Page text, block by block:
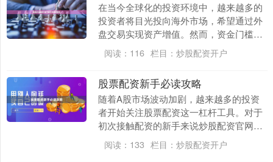
在当今全球化的投资环境中，越来越多的
投资者将目光投向海外市场，希望通过外
盘交易实现资产增值。然而，资金门槛和
交易成本往往是阻碍普通投资者参与外盘
交易的主要因素。....
阅读： 116 栏目： 炒股配资开户
股票配资新手必读攻略
随着A股市场波动加剧，越来越多的投资
者开始关注股票配资这一杠杆工具。对于
初次接触配资的新手来说炒股配资官网，
理解其运作机制、掌握操作技巧、规避潜
在风险，是开启稳....
阅读： 133 栏目： 炒股配资开户